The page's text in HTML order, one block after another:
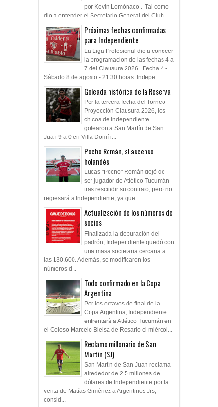
por Kevin Lomónaco . Tal como
dio a entender el Secretario General del Club...
Próximas fechas confirmadas
para Independiente
La Liga Profesional dio a conocer
la programacion de las fechas 4 a
7 del Clausura 2026. Fecha 4 -
Sábado 8 de agosto - 21.30 horas Indepe...
Goleada histórica de la Reserva
Por la tercera fecha del Torneo
Proyección Clausura 2026, los
chicos de Independiente
golearon a San Martín de San
Juan 9 a 0 en Villa Domín...
Pocho Román, al ascenso
holandés
Lucas "Pocho" Román dejó de
ser jugador de Atlético Tucumán
tras rescindir su contrato, pero no
regresará a Independiente, ya que ...
Actualización de los números de
socios
Finalizada la depuración del
padrón, Independiente quedó con
una masa societaria cercana a
las 130.600. Además, se modificaron los
números d...
Todo confirmado en la Copa
Argentina
Por los octavos de final de la
Copa Argentina, Independiente
enfrentará a Atlético Tucumán en
el Coloso Marcelo Bielsa de Rosario el miércol...
Reclamo millonario de San
Martín (SJ)
San Martín de San Juan reclama
alrededor de 2.5 millones de
dólares de Independiente por la
venta de Matías Giménez a Argentinos Jrs,
consid...